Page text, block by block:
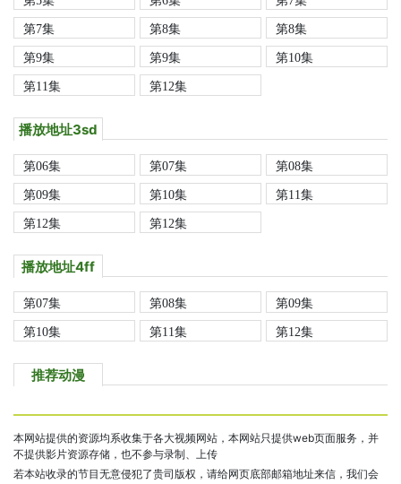
第7集
第8集
第8集
第9集
第9集
第10集
第11集
第12集
播放地址3sd
第06集 第07集
第08集
第09集
第10集
第11集
第12集
第12集
播放地址4ff
第07集 第08集
第09集
第10集
第11集 第12集
推荐动漫
本网站提供的资源均系收集于各大视频网站，本网站只提供web页面服务，并
不提供影片资源存储，也不参与录制、上传
若本站收录的节目无意侵犯了贵司版权，请给网页底部邮箱地址来信，我们会